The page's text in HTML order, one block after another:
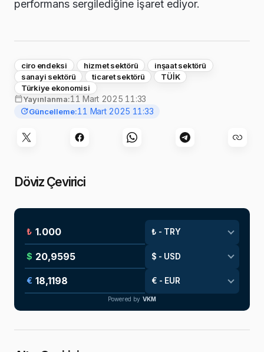
performans sergilediğine işaret ediyor.
ciro endeksi hizmet sektörü
inşaat sektörü
sanayi sektörü
ticaret sektörü
TÜİK
Türkiye ekonomisi
Yayınlanma:11 Mart 2025 11:33
Güncelleme:11 Mart 2025 11:33
Döviz Çevirici
₺
$
€
Powered by VKM